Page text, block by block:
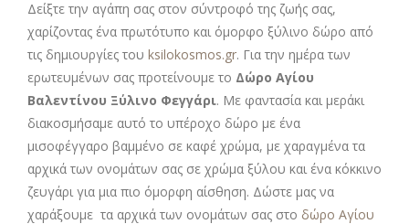
Δείξτε την αγάπη σας στον σύντροφό της ζωής σας,
χαρίζοντας ένα πρωτότυπο και όμορφο ξύλινο δώρο από
τις δημιουργίες του ksilokosmos.gr. Για την ημέρα των
ερωτευμένων σας προτείνουμε το Δώρο Αγίου
Βαλεντίνου Ξύλινο Φεγγάρι. Με φαντασία και μεράκι
διακοσμήσαμε αυτό το υπέροχο δώρο με ένα
μισοφέγγαρο βαμμένο σε καφέ χρώμα, με χαραγμένα τα
αρχικά των ονομάτων σας σε χρώμα ξύλου και ένα κόκκινο
ζευγάρι για μια πιο όμορφη αίσθηση. Δώστε μας να
χαράξουμε τα αρχικά των ονομάτων σας στο δώρο Αγίου